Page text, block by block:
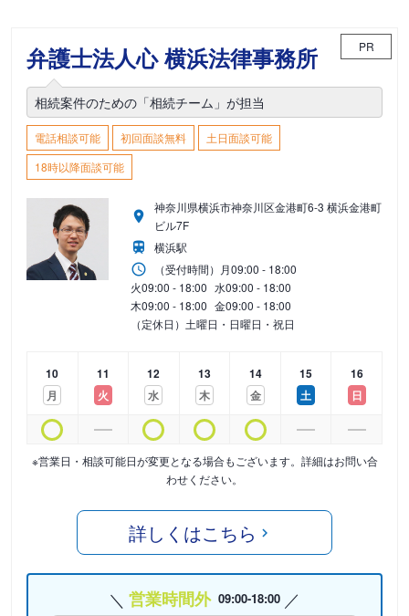
弁護士法人心 横浜法律事務所 PR
相続案件のための「相続チーム」が担当
電話相談可能 初回面談無料
土日面談可能
18時以降面談可能
神奈川県横浜市神奈川区金港町6-3 横浜金港町
ビル7F
横浜駅
（受付時間） 月09:00 - 18:00
火09:00 - 18:00 水09:00 - 18:00
木09:00 - 18:00 金09:00 - 18:00
（定休日）土曜日・日曜日・祝日
10
月
11
火
12
水
13
木
14
金
15
土
16
日
※営業日・相談可能日が変更となる場合もございます。詳細はお問い合
わせください。
詳しくはこちら
営業時間外 09:00-18:00